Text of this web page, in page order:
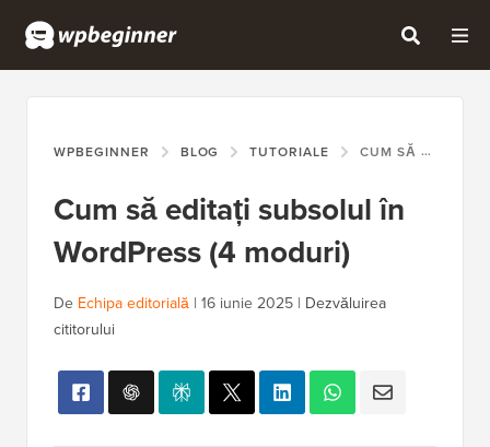
WPBEGINNER BLOG TUTORIALE CUM SĂ EDITAȚI SUBSOLUL ÎN WORDPRESS (4 MODURI)
Cum să editați subsolul în
WordPress (4 moduri)
De Echipa editorială | 16 iunie 2025 | Dezvăluirea
cititorului